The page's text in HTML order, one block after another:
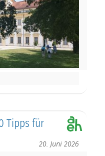
Tipps für
20. Juni 2026